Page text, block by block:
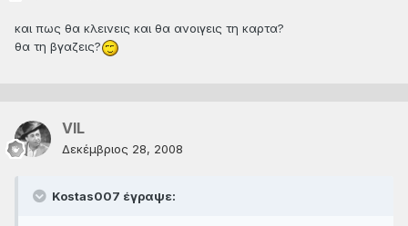
και πως θα κλεινεις και θα ανοιγεις τη καρτα?
θα τη βγαζεις?
VIL
Δεκέμβριος 28, 2008
Kostas007 έγραψε: